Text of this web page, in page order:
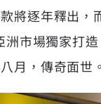
將逐年釋出
市場獨家打
月，傳奇面世。